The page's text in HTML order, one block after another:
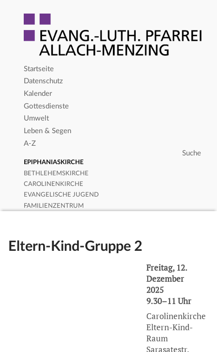
Startseite
Datenschutz
Kalender
Gottesdienste
Umwelt
Leben & Segen
A-Z
EPIPHANIASKIRCHE
BETHLEHEMSKIRCHE
CAROLINENKIRCHE
EVANGELISCHE JUGEND
FAMILIENZENTRUM
Eltern-Kind-Gruppe 2
Freitag, 12.
Dezember
2025
9.30–11 Uhr
Carolinenkirche
Eltern-Kind-
Raum
Sarasatestr.